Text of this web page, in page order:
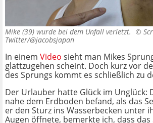
Mike (39) wurde bei dem Unfall verletzt. ©
Twitter/@jacobsjapan
In einem Video sieht man Mikes
glattzugehen scheint. Doch kurz vor
des Sprungs kommt es schließlich zu
Der Urlauber hatte Glück im Unglück:
nahe dem Erdboden befand, als das
er den Sturz ins Wasserbecken unter
Augen öffnete, bemerkte ich, dass das